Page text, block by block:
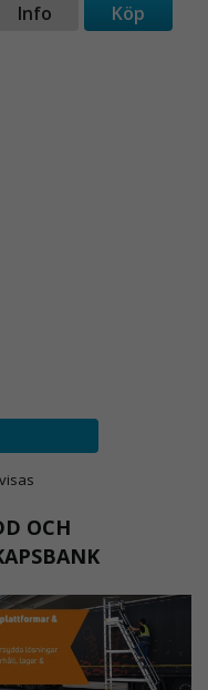
Info Köp
OCH